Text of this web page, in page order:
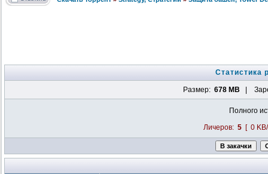
Статистика
Размер: 678 MB |
Полного
Личеров: 5 [ 0